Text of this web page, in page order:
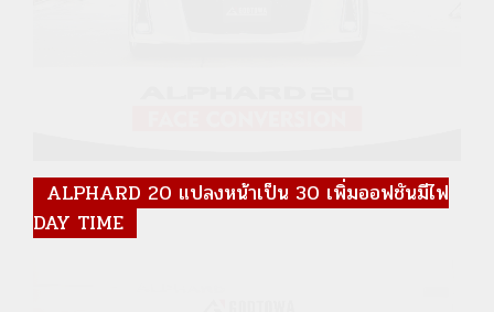
ALPHARD 20 แปลงหน้าเป็น 30 เพิ่มออฟชันมีไฟ
DAY TIME